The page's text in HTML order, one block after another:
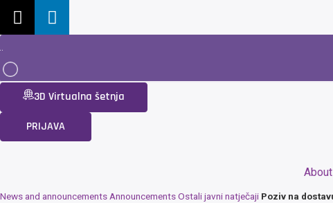
3D Virtualna šetnja
PRIJAVA
News and announcements AnnouncementsOstali javni natječaji Poziv na